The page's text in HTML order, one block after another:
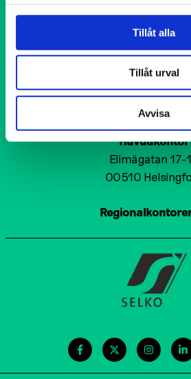
Tillåt alla
Tillåt urval
Avvisa
Förebyggande
Huvudkontor
Elimägatan 17-
00510